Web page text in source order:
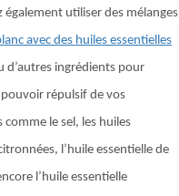
également utiliser des mélanges
avec des huiles essentielles
d’autres ingrédients pour
répulsif de vos
comme le sel, les huiles
l’huile essentielle de
l’huile essentielle